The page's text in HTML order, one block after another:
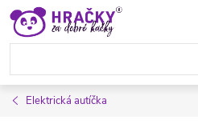
Přejít
obsah
Elektrická autíčka